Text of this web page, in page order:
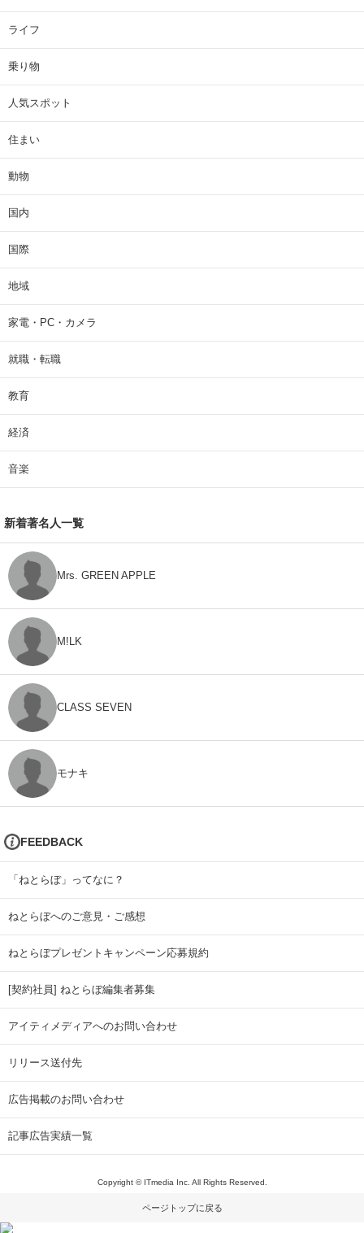
ライフ
乗り物
人気スポット
住まい
動物
国内
国際
地域
家電・PC・カメラ
就職・転職
教育
経済
音楽
新着著名人一覧
Mrs. GREEN APPLE
M!LK
CLASS SEVEN
モナキ
FEEDBACK
「ねとらぼ」ってなに？
ねとらぼへのご意見・ご感想
ねとらぼプレゼントキャンペーン応募規約
[契約社員] ねとらぼ編集者募集
アイティメディアへのお問い合わせ
リリース送付先
広告掲載のお問い合わせ
記事広告実績一覧
Copyright © ITmedia Inc. All Rights Reserved.
ページトップに戻る